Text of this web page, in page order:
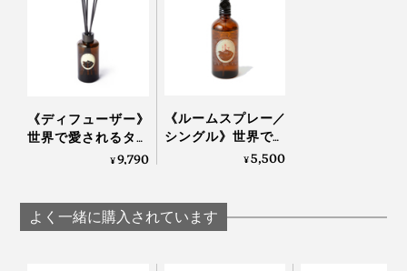
高級ホテルのエントランスに足を踏み入れた時の香りを
想起させる「ホワイトティー」。ゆったりと上品に、万
人を受け入れる懐の深さを感じます。
「ホワイトティー」とは中国茶のひとつで、針のような
新芽だけを一芯一葉摘みした希少な茶葉。白銀の産毛を
つけていることから「白茶（ホワイトティー）」と呼ば
華やかな甘さの奥に茶葉が香り、ライチような香りがち
《ディフューザー》
世界で愛されるタイ
のアロマブランド
KARMAKAMET
¥9,790
《ルームスプレー／
シングル》世界で愛
されるタイのアロマ
KARMAKAMET
¥5,500
よく一緒に購入されています